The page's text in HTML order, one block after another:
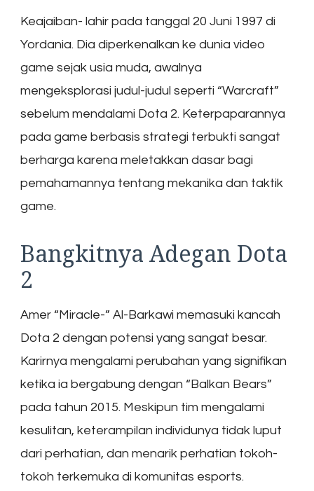
Keajaiban- lahir pada tanggal 20 Juni 1997 di
Yordania. Dia diperkenalkan ke dunia video
game sejak usia muda, awalnya
mengeksplorasi judul-judul seperti “Warcraft”
sebelum mendalami Dota 2. Keterpaparannya
pada game berbasis strategi terbukti sangat
berharga karena meletakkan dasar bagi
pemahamannya tentang mekanika dan taktik
game.
Bangkitnya Adegan Dota
2
Amer “Miracle-” Al-Barkawi memasuki kancah
Dota 2 dengan potensi yang sangat besar.
Karirnya mengalami perubahan yang signifikan
ketika ia bergabung dengan “Balkan Bears”
pada tahun 2015. Meskipun tim mengalami
kesulitan, keterampilan individunya tidak luput
dari perhatian, dan menarik perhatian tokoh-
tokoh terkemuka di komunitas esports.